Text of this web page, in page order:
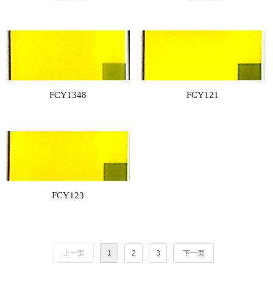
FCY1348 FCY121
FCY123
上一页 1 2 3 下一页